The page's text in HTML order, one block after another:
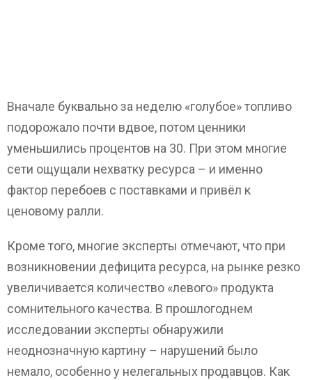
Вначале буквально за неделю «голубое» топливо
подорожало почти вдвое, потом ценники
уменьшились процентов на 30. При этом многие
сети ощущали нехватку ресурса – и именно
фактор перебоев с поставками и привёл к
ценовому ралли.
Кроме того, многие эксперты отмечают, что при
возникновении дефицита ресурса, на рынке резко
увеличивается количество «левого» продукта
сомнительного качества. В прошлогоднем
исследовании эксперты обнаружили
неоднозначную картину – нарушений было
немало, особенно у нелегальных продавцов. Как